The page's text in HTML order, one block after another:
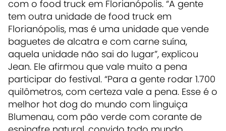
com o food truck em Florianópolis. “A gente
tem outra unidade de food truck em
Florianópolis, mas é uma unidade que vende
baguetes de alcatra e com carne suína,
aquela unidade não sai do lugar”, explicou
Jean. Ele afirmou que vale muito a pena
participar do festival. “Para a gente rodar 1.700
quilômetros, com certeza vale a pena. Esse é o
melhor hot dog do mundo com linguiça
Blumenau, com pão verde com corante de